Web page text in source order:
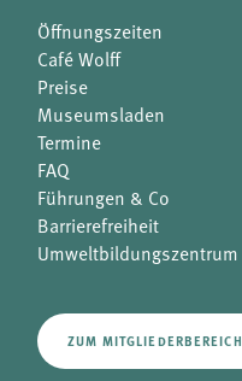
Öffnungszeiten
Café Wolff
Preise
Museumsladen
Termine
FAQ
Führungen & Co
Barrierefreiheit
Umweltbildungszentrum
ZUM MITGLIEDERBEREICH